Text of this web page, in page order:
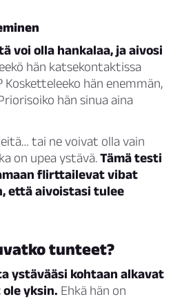
voi olla hankalaa, ja aivosi
hän katsekontaktissa
Kosketteleeko hän enemmän,
hän sinua aina
tai ne voivat olla vain
on upea ystävä.Tämä testi
flirttailevat vibat
että aivoistasi tulee
tunteet?
ystävääsi kohtaan alkavat
yksin. Ehkä hän on